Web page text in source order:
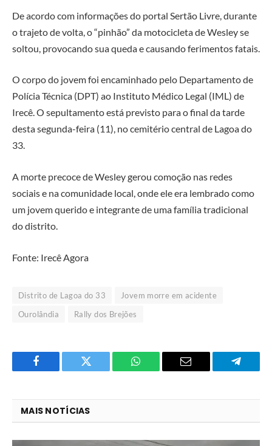
De acordo com informações do portal Sertão Livre, durante
o trajeto de volta, o “pinhão” da motocicleta de Wesley se
soltou, provocando sua queda e causando ferimentos fatais.
O corpo do jovem foi encaminhado pelo Departamento de
Polícia Técnica (DPT) ao Instituto Médico Legal (IML) de
Irecê. O sepultamento está previsto para o final da tarde
desta segunda-feira (11), no cemitério central de Lagoa do
33.
A morte precoce de Wesley gerou comoção nas redes
sociais e na comunidade local, onde ele era lembrado como
um jovem querido e integrante de uma família tradicional
do distrito.
Fonte: Irecê Agora
Distrito de Lagoa do 33
Jovem morre em acidente
Ourolândia
Rally dos Brejões
Facebook Twitter
O
E-
MAIS NOTÍCIAS